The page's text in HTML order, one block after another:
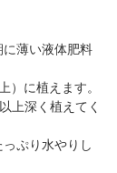
薄い液体肥料
）に植えます。
上深く植えてく
ぷり水やりし